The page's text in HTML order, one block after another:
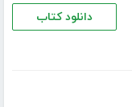
دانلود کتاب